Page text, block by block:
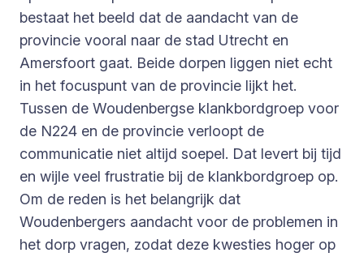
bestaat het beeld dat de aandacht van de
provincie vooral naar de stad Utrecht en
Amersfoort gaat. Beide dorpen liggen niet echt
in het focuspunt van de provincie lijkt het.
Tussen de Woudenbergse klankbordgroep voor
de N224 en de provincie verloopt de
communicatie niet altijd soepel. Dat levert bij tijd
en wijle veel frustratie bij de klankbordgroep op.
Om de reden is het belangrijk dat
Woudenbergers aandacht voor de problemen in
het dorp vragen, zodat deze kwesties hoger op